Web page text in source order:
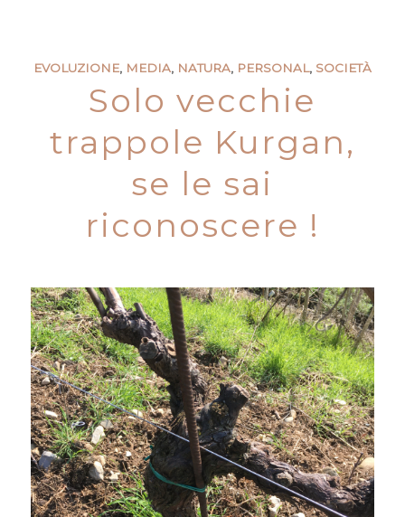
EVOLUZIONE, MEDIA, NATURA, PERSONAL, SOCIETÀ
Solo vecchie
trappole Kurgan,
se le sai
riconoscere !